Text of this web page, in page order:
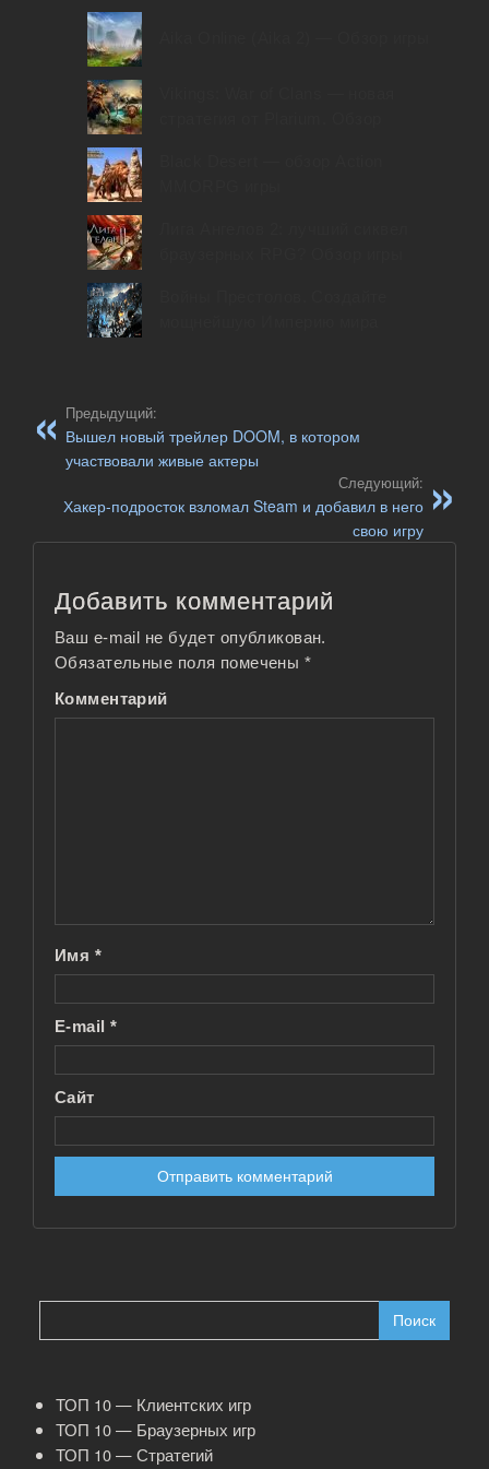
Предыдущий:
Вышел новый трейлер DOOM, в котором
участвовали живые актеры
Следующий:
Хакер-подросток взломал Steam и добавил в него
свою игру
Добавить комментарий
Ваш e-mail не будет опубликован.
Обязательные поля помечены *
Комментарий
Имя *
E-mail*
Сайт
ТОП 10 — Клиентских игр
ТОП 10 — Браузерных игр
ТОП 10 — Стратегий